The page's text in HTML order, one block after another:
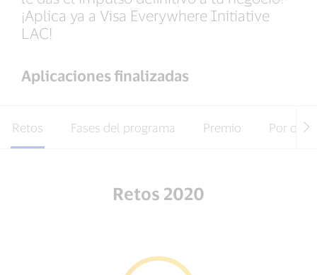
¡Aplica ya a Visa Everywhere Initiative
LAC!
Aplicaciones finalizadas
Retos Fases del programa Premio Por qué
Retos 2020